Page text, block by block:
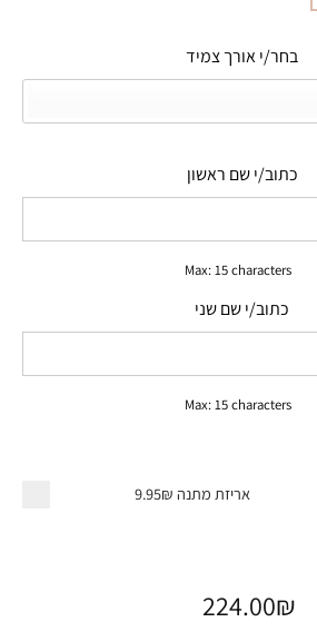
בחר/י אורך צמיד
כתוב/י שם ראשון
Max: 15 characters
כתוב/י שם שני
Max: 15 characters
אריזת מתנה 9.95₪
224.00₪